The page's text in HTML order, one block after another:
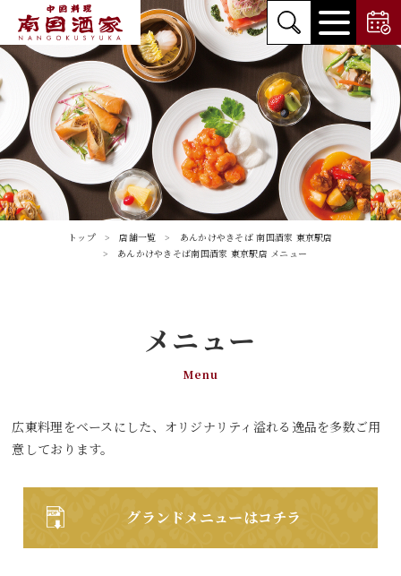
トップ 店舗一覧
あんかけやきそば 南国酒家 東京駅店
あんかけやきそば南国酒家 東京駅店 メニュー
メニュー
Menu
広東料理をベースにした、オリジナリティ溢れる逸品を多数ご用
意しております。
グランドメニューはコチラ